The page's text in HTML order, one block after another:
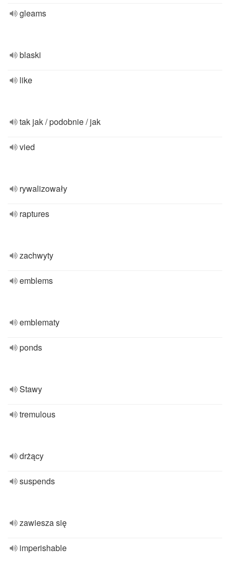
gleams
blaski
like
tak jak / podobnie / jak
vied
rywalizowały
raptures
zachwyty
emblems
emblematy
ponds
Stawy
tremulous
drżący
suspends
zawiesza się
imperishable